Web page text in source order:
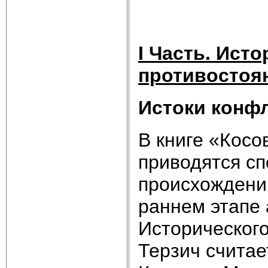
I Часть.
Истоки
В книге
приводятся
раннем этапе
Терзич